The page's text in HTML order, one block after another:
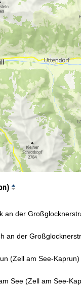
Zur Kontaktseite
an der
an der
(Zell am See-Kaprun)
See (Zell am See-